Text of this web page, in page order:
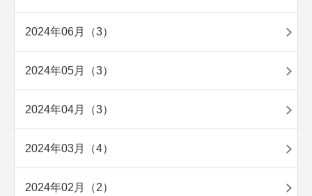
2024年06月（3）
2024年05月（3）
2024年04月（3）
2024年03月（4）
2024年02月（2）